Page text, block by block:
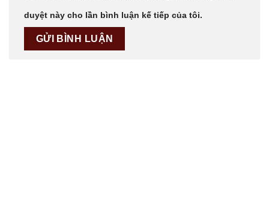
duyệt này cho lần bình luận kế tiếp của tôi.